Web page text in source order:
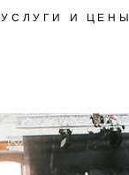
УСЛУГИ И ЦЕНЫ